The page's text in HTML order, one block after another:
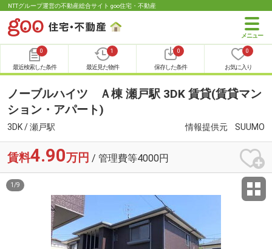
NTTグループ運営の不動産総合サイト goo住宅・不動産
0
最近検索した条件
1
最近見た物件
0
保存した条件
0
お気に入り
ノーブルハイツ Ａ棟 瀬戸駅 3DK 賃貸(賃貸マン
ション・アパート)
3DK / 瀬戸駅 情報提供元 SUUMO
賃料4.90万円 / 管理費等4000円
1 /9